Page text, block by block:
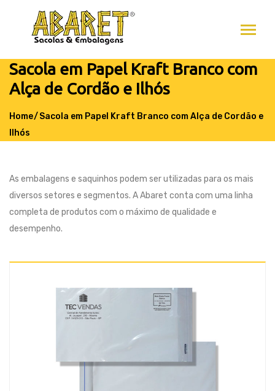
Sacola em Papel Kraft Branco com
Alça de Cordão e Ilhós
Home
Sacola em Papel Kraft Branco com Alça de Cordão e
Ilhós
As embalagens e saquinhos podem ser utilizadas para os mais
diversos setores e segmentos. A Abaret conta com uma linha
completa de produtos com o máximo de qualidade e
desempenho.